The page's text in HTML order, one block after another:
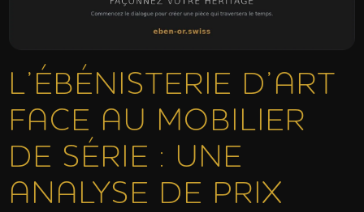
L’ÉBÉNISTERIE D’ART
FACE AU MOBILIER
DE SÉRIE : UNE
ANALYSE DE PRIX